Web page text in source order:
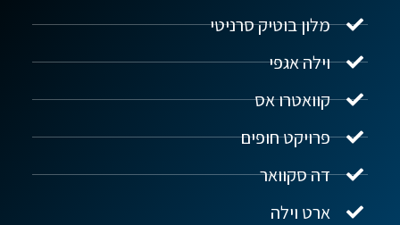
מלון בוטיק סרניטי
וילה אגפי
קוואטרו אס
פרויקט חופים
דה סקוואר
ארט וילה
נדל"ן ביוון G.R.E
שלום! איך אפשר לעזור?